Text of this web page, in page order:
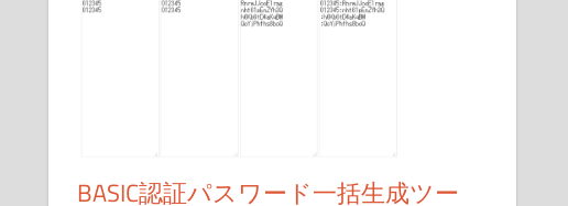
BASIC認証パスワード一括生成ツー